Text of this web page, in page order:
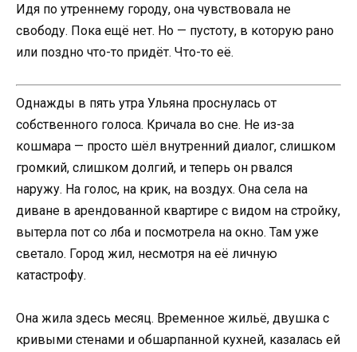
Идя по утреннему городу, она чувствовала не
свободу. Пока ещё нет. Но — пустоту, в которую рано
или поздно что-то придёт. Что-то её.
Однажды в пять утра Ульяна проснулась от
собственного голоса. Кричала во сне. Не из-за
кошмара — просто шёл внутренний диалог, слишком
громкий, слишком долгий, и теперь он рвался
наружу. На голос, на крик, на воздух. Она села на
диване в арендованной квартире с видом на стройку,
вытерла пот со лба и посмотрела на окно. Там уже
светало. Город жил, несмотря на её личную
катастрофу.
Она жила здесь месяц. Временное жильё, двушка с
кривыми стенами и обшарпанной кухней, казалась ей